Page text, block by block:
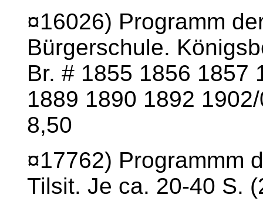
¤16026) Programm
Bürgerschule.
Br. # 1855 1856 1857
1889 1890 1892
8,50
¤17762) Programmm
Tilsit. Je ca. 20-40 S.